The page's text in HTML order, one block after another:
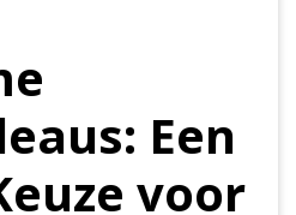
Een
voor